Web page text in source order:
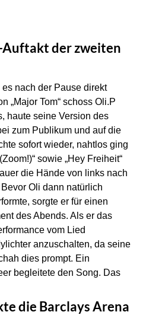
der zweiten
nach der Pause direkt
„Major Tom“ schoss Oli.P
haute seine Version des
zum Publikum und auf die
sofort wieder, nahtlos ging
sowie „Hey Freiheit“
die Hände von links nach
Oli dann natürlich
sorgte er für einen
des Abends. Als er das
vom Lied
anzuschalten, da seine
dies prompt. Ein
begleitete den Song. Das
die Barclays Arena